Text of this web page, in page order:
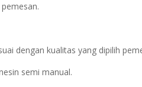
dengan kualitas yang dipilih
semi manual.